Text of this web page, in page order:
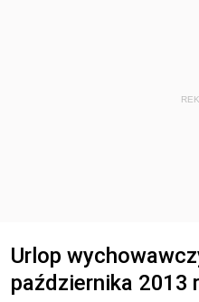
Urlop
października 2013